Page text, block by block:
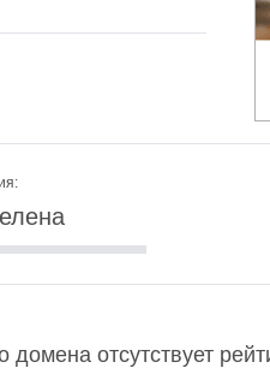
отсутствует